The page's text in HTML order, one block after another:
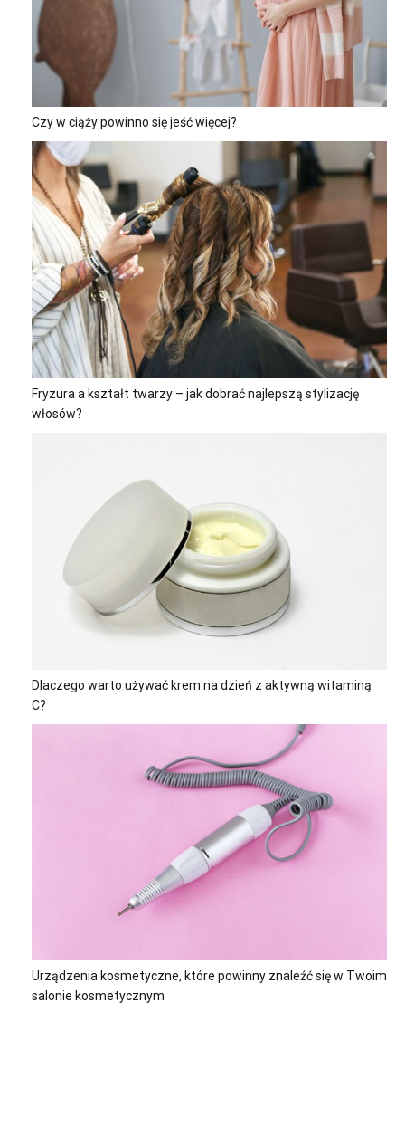
Czy w ciąży powinno się jeść więcej?
Fryzura a kształt twarzy – jak dobrać najlepszą stylizację
włosów?
Dlaczego warto używać krem na dzień z aktywną witaminą
C?
Urządzenia kosmetyczne, które powinny znaleźć się w Twoim
salonie kosmetycznym